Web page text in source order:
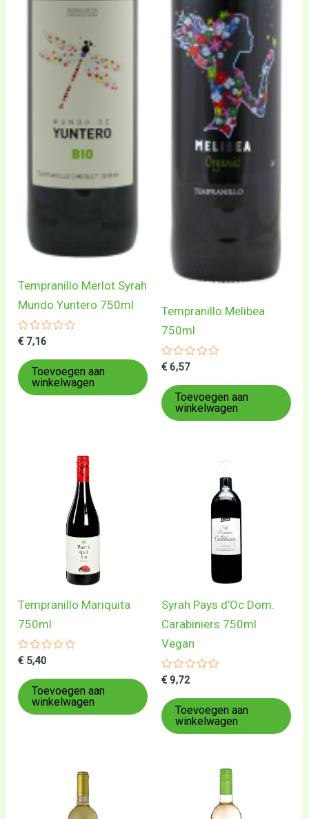
Tempranillo Merlot Syrah
Mundo Yuntero 750ml
Gewaardeerd
uit
5
€ 7,16
Toevoegen aan
winkelwagen
Tempranillo Melibea
750ml
Gewaardeerd
uit
5
€ 6,57
Toevoegen aan
winkelwagen
Tempranillo Mariquita
750ml
Gewaardeerd
uit
5
€ 5,40
Toevoegen aan
winkelwagen
Syrah Pays d’Oc Dom.
Carabiniers 750ml
Vegan
Gewaardeerd
uit
5
€ 9,72
Toevoegen aan
winkelwagen